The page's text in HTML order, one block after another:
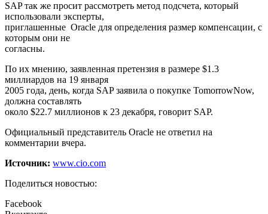
SAP так же просит рассмотреть метод подсчета, который
использовали эксперты,
приглашенные Oracle для определения размер компенсации, с
которым они не
согласны.
По их мнению, заявленная претензия в размере $1.3
миллиардов на 19 января
2005 года, день, когда SAP заявила о покупке TomorrowNow,
должна составлять
около $22.7 миллионов к 23 декабря, говорит SAP.
Официальный представитель Oracle не ответил на
комментарии вчера.
Источник: www.cio.com
Поделиться новостью:
Facebook